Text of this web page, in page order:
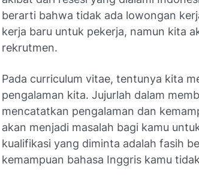
berarti bahwa tidak ada lowongan
kerja baru untuk pekerja, namun kita
rekrutmen.
Pada curriculum vitae, tentunya kita
pengalaman kita. Jujurlah dalam
mencatatkan pengalaman dan
akan menjadi masalah bagi kamu
kualifikasi yang diminta adalah fasih
kemampuan bahasa Inggris kamu